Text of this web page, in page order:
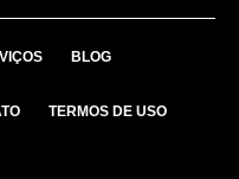
BLOG
TERMOS DE USO